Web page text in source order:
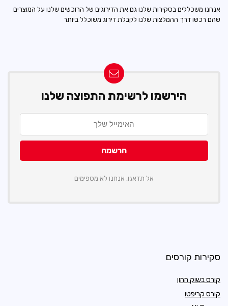
אנחנו משכללים בסקירות שלנו גם את הדירוגים של הרוכשים שלנו על המוצרים
שהם רכשו דרך ההמלצות שלנו לקבלת דירוג משוכלל ביותר
הירשמו לרשימת התפוצה שלנו
אל תדאגו, אנחנו לא מספימים
סקירות קורסים
קורס בשוק ההון
קורס קריפטו